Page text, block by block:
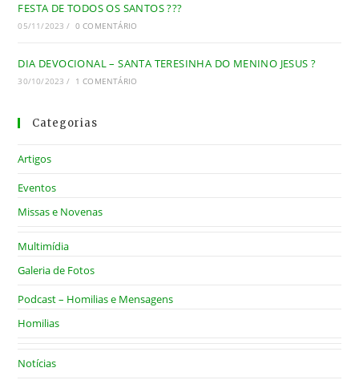
FESTA DE TODOS OS SANTOS ???
05/11/2023 / 0 COMENTÁRIO
DIA DEVOCIONAL – SANTA TERESINHA DO MENINO JESUS ?
30/10/2023 / 1 COMENTÁRIO
Categorias
Artigos
Eventos
Missas e Novenas
Multimídia
Galeria de Fotos
Podcast – Homilias e Mensagens
Homilias
Notícias